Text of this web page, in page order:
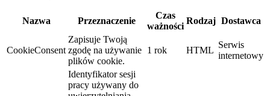
Nazwa Przeznaczenie
Czas
ważności
Rodzaj Dostawca
CookieConsent
Zapisuje Twoją
zgodę na używanie
plików cookie.
1 rok HTML
Serwis
internetowy
Identyfikator sesji
pracy używany do